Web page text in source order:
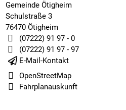
Gemeinde Ötigheim
Schulstraße 3
76470 Ötigheim
(07222) 91 97 - 0
(07222) 91 97 - 97
E-Mail-Kontakt
OpenStreetMap
Fahrplanauskunft